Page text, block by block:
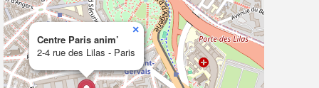
Centre Paris anim’
2-4 rue des Lilas - Paris
×